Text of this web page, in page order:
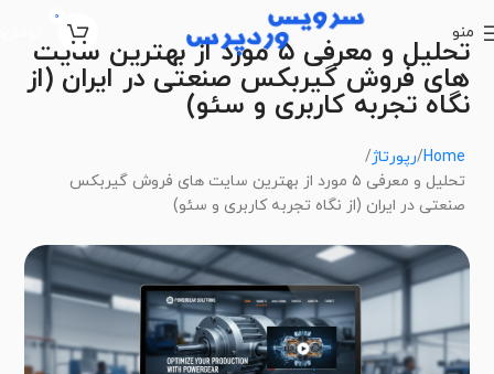
منو
0
تحلیل و معرفی ۵ مورد از بهترین سایت
های فروش گیربکس صنعتی در ایران (از
نگاه تجربه کاربری و سئو)
Home رپورتاژ
تحلیل و معرفی ۵ مورد از بهترین سایت های فروش گیربکس
صنعتی در ایران (از نگاه تجربه کاربری و سئو)